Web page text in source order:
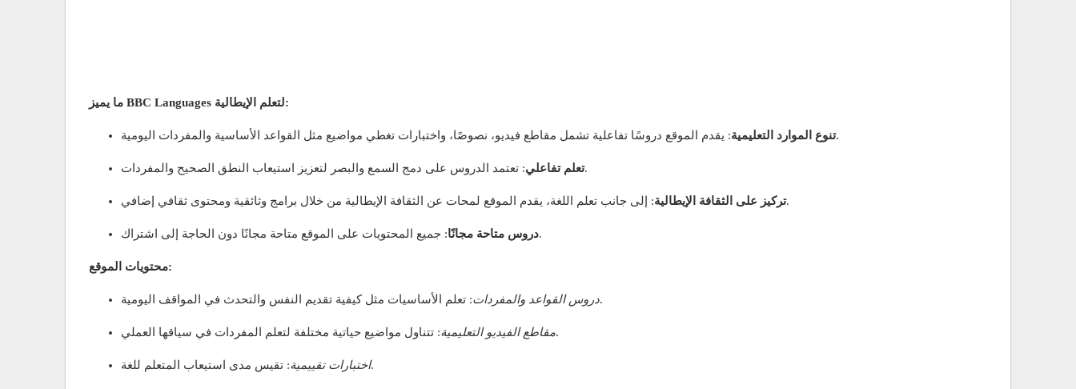
ما يميز BBC Languages لتعلم الإيطالية:
تنوع الموارد التعليمية: يقدم الموقع دروسًا تفاعلية تشمل مقاطع فيديو، نصوصًا، واختبارات تغطي مواضيع مثل القواعد الأساسية والمفردات اليومية.
تعلم تفاعلي: تعتمد الدروس على دمج السمع والبصر لتعزيز استيعاب النطق الصحيح والمفردات.
تركيز على الثقافة الإيطالية: إلى جانب تعلم اللغة، يقدم الموقع لمحات عن الثقافة الإيطالية من خلال برامج وثائقية ومحتوى ثقافي إضافي.
دروس متاحة مجانًا: جميع المحتويات على الموقع متاحة مجانًا دون الحاجة إلى اشتراك.
محتويات الموقع:
دروس القواعد والمفردات: تعلم الأساسيات مثل كيفية تقديم النفس والتحدث في المواقف اليومية.
مقاطع الفيديو التعليمية: تتناول مواضيع حياتية مختلفة لتعلم المفردات في سياقها العملي.
اختبارات تقييمية: تقيس مدى استيعاب المتعلم للغة.